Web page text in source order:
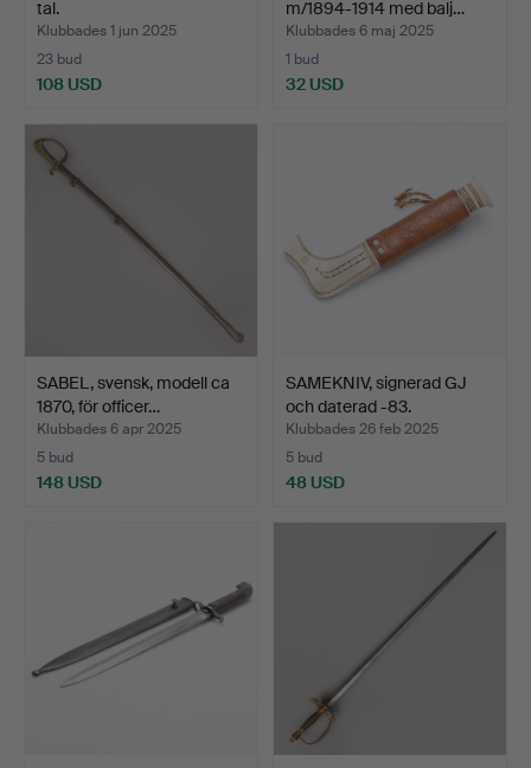
tal.
Klubbades 1 jun 2025
23 bud
108 USD
m/1894-1914 med balj…
Klubbades 6 maj 2025
1 bud
32 USD
SABEL, svensk, modell ca
1870, för officer…
Klubbades 6 apr 2025
5 bud
148 USD
SAMEKNIV, signerad GJ
och daterad -83.
Klubbades 26 feb 2025
5 bud
48 USD